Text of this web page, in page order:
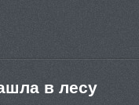
в лесу